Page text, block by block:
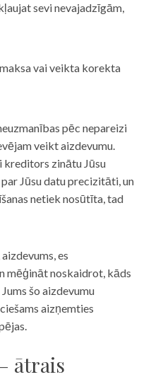
sevi nevajadzīgām,
vai veikta korekta
pēc nepareizi
veikt aizdevumu.
kreditors zinātu Jūsu
Jūsu datu precizitāti, un
netiek nosūtīta, tad
aizdevums, es
mēģināt noskaidrot, kāds
šo aizdevumu
aizņemties
ātrais